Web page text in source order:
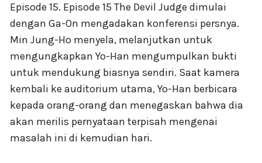
Episode 15. Episode 15 The Devil Judge dimulai
dengan Ga-On mengadakan konferensi persnya.
Min Jung-Ho menyela, melanjutkan untuk
mengungkapkan Yo-Han mengumpulkan bukti
untuk mendukung biasnya sendiri. Saat kamera
kembali ke auditorium utama, Yo-Han berbicara
kepada orang-orang dan menegaskan bahwa dia
akan merilis pernyataan terpisah mengenai
masalah ini di kemudian hari.